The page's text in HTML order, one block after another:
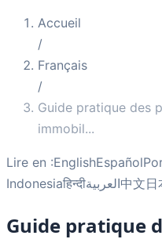
Accueil
/
Français
/
Guide pratique des
immobil...
Lire en :EnglishEspañol
Indonesiaहिन्दीالعربية中文日
Guide pratique